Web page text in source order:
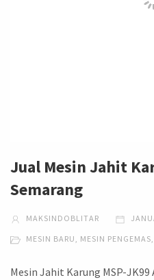
Jual Mesin Jahit
Semarang
MAKSINDOBLITAR
MESIN BARU, MESIN PENGEMAS,
Mesin Jahit Karung MSP-